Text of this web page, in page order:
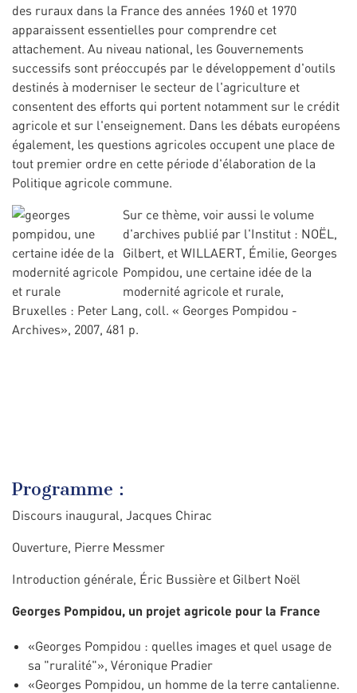
des ruraux dans la France des années 1960 et 1970
apparaissent essentielles pour comprendre cet
attachement. Au niveau national, les Gouvernements
successifs sont préoccupés par le développement d'outils
destinés à moderniser le secteur de l'agriculture et
consentent des efforts qui portent notamment sur le crédit
agricole et sur l'enseignement. Dans les débats européens
également, les questions agricoles occupent une place de
tout premier ordre en cette période d'élaboration de la
Politique agricole commune.
Sur ce thème, voir aussi le volume
d'archives publié par l'Institut : NOËL,
Gilbert, et WILLAERT, Émilie, Georges
Pompidou, une certaine idée de la
modernité agricole et rurale,
Bruxelles : Peter Lang, coll. « Georges Pompidou -
Archives», 2007, 481 p.
Programme :
Discours inaugural, Jacques Chirac
Ouverture, Pierre Messmer
Introduction générale, Éric Bussière et Gilbert Noël
Georges Pompidou, un projet agricole pour la France
«Georges Pompidou : quelles images et quel usage de
sa "ruralité"», Véronique Pradier
«Georges Pompidou, un homme de la terre cantalienne.